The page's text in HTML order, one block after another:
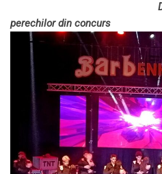
Dans de
perechilor din concurs